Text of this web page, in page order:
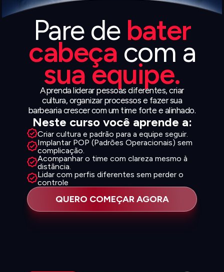
Pare de bater
cabeça com a
sua equipe.
Aprenda liderar pessoas diferentes, criar
cultura, organizar processos e fazer sua
barbearia crescer com um time forte e alinhado.
Neste curso você aprende a:
Criar cultura e padrão para a equipe seguir.
Implantar POP (Padrões Operacionais) sem
complicação.
Acompanhar o time com clareza mesmo à
distância.
Lidar com perfis diferentes sem perder o
controle
QUERO COMEÇAR AGORA